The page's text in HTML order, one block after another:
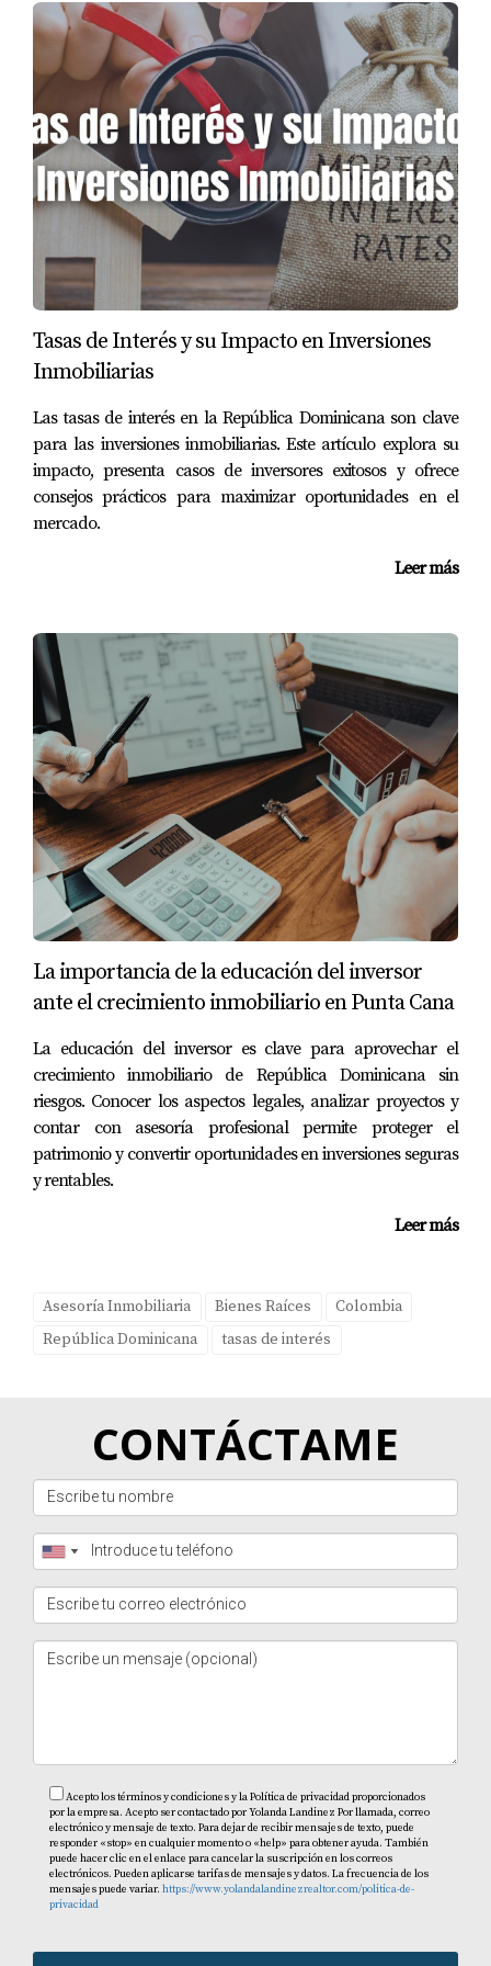
diversificar sus activos.
Caso 3: La Pareja Gómez
La pareja Gómez siempre soñó con tener una casa
propia donde criar a sus hijos. Sin embargo, los altos
intereses en Colombia les generaban incertidumbre
sobre si podrían pagar una hipoteca. Tras investigar
diferentes opciones, descubrieron que podían obtener
financiamiento más asequible en RD. Decidieron dar el
salto y ahora disfrutan de su nuevo hogar con pagos
mensuales mucho más manejables. Esta experiencia les
ha enseñado la importancia de buscar alternativas
CONCLUSIONES Y REFLEXIONES
FINALES
son solo ejemplos representativos del impacto real que
entorno donde cada punto porcentual cuenta, es vital
estar informados sobre nuestras opciones y considerar
alternativas fuera del país si es necesario. La guerra de
tasas entre Colombia y RD nos muestra que hay
oportunidades valiosas esperando ser descubiertas. Si
bien cada situación es única, lo más importante es tomar
decisiones informadas que alineen nuestras metas
financieras con nuestras realidades económicas actuales.
Si estás considerando comprar una propiedad o invertir
tu dinero sabiamente, no dudes en explorar todas tus
AGENDEMOS HOY UNA CITA... VER MÁS
PREGUNTAS FRECUENTES
¿Por qué las tasas hipotecarias son más altas
en Colombia?
Las altas tasas hipotecarias en Colombia se deben
dólares?
Financiar en dólares puede ofrecer protección contra la
¿Es seguro invertir en bienes raíces fuera del
país?
investigación adecuada y asesoría profesional; siempre
es recomendable conocer bien el mercado local antes de
tomar decisiones.
¿Cómo puedo encontrar propiedades con
con agentes locales puede ayudarte a descubrir
propiedades con condiciones favorables.
¿Qué debo considerar antes de mudarme a
otro país por razones financieras?
Es crucial evaluar aspectos como el costo de vida, la
Tasas de Interés y su Impacto en Inversiones
Inmobiliarias
Las tasas de interés en la República Dominicana son clave
para las inversiones inmobiliarias. Este artículo explora su
impacto, presenta casos de inversores exitosos y ofrece
consejos prácticos para maximizar oportunidades en el
mercado.
Leer más
La importancia de la educación del inversor
ante el crecimiento inmobiliario en Punta Cana
La educación del inversor es clave para aprovechar el
crecimiento inmobiliario de República Dominicana sin
riesgos. Conocer los aspectos legales, analizar proyectos y
contar con asesoría profesional permite proteger el
patrimonio y convertir oportunidades en inversiones seguras
y rentables.
Leer más
Asesoría Inmobiliaria Bienes Raíces
Colombia
República Dominicana
tasas de interés
CONTÁCTAME
Acepto los términos y condiciones y la Política de privacidad proporcionados
por la empresa. Acepto ser contactado por Yolanda Landinez Por llamada, correo
electrónico y mensaje de texto. Para dejar de recibir mensajes de texto, puede
responder «stop» en cualquier momento o «help» para obtener ayuda. También
puede hacer clic en el enlace para cancelar la suscripción en los correos
electrónicos. Pueden aplicarse tarifas de mensajes y datos. La frecuencia de los
mensajes puede variar. https://www.yolandalandinezrealtor.com/politica-de-
privacidad